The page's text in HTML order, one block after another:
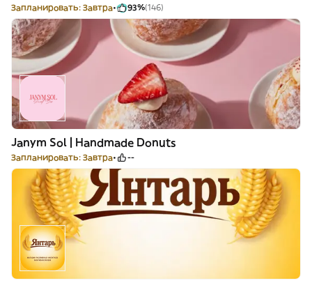
Запланировать: Завтра 93%(146)
Janym Sol | Handmade Donuts
Запланировать: Завтра --